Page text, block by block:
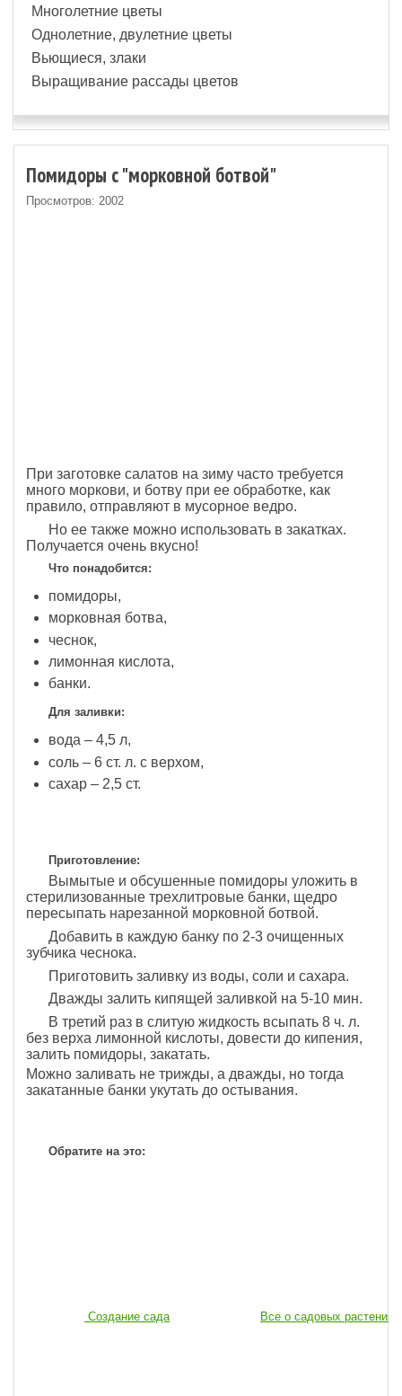
Многолетние цветы
Однолетние, двулетние цветы
Вьющиеся, злаки
Выращивание рассады цветов
Помидоры с "морковной ботвой"
Просмотров: 2002
При заготовке салатов на зиму часто требуется
много моркови, и ботву при ее обработке, как
правило, отправляют в мусорное ведро.
Но ее также можно использовать в закатках.
Получается очень вкусно!
Что понадобится:
помидоры,
морковная ботва,
чеснок,
лимонная кислота,
банки.
Для заливки:
вода – 4,5 л,
соль – 6 ст. л. с верхом,
сахар – 2,5 ст.
Приготовление:
Вымытые и обсушенные помидоры уложить в
стерилизованные трехлитровые банки, щедро
пересыпать нарезанной морковной ботвой.
Добавить в каждую банку по 2-3 очищенных
зубчика чеснока.
Приготовить заливку из воды, соли и сахара.
Дважды залить кипящей заливкой на 5-10 мин.
В третий раз в слитую жидкость всыпать 8 ч. л.
без верха лимонной кислоты, довести до кипения,
залить помидоры, закатать.
Можно заливать не трижды, а дважды, но тогда
закатанные банки укутать до остывания.
Обратите на это:
Создание сада Все о садовых растениях